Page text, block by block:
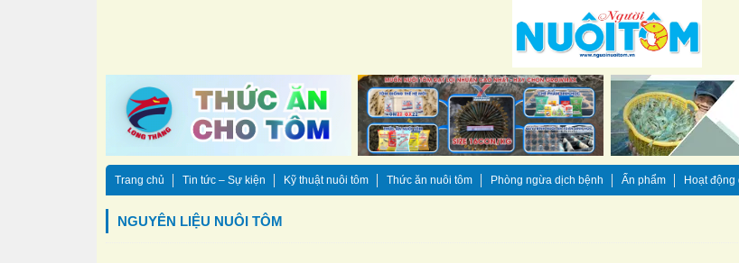
Trang chủ Tin tức – Sự kiện Kỹ thuật nuôi tôm Thức ăn nuôi tôm Phòng ngừa dịch bệnh Ấn phẩm Hoạt
NGUYÊN LIỆU NUÔI TÔM